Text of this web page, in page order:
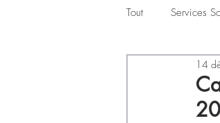
Tout Services
Santé - Covid-
14